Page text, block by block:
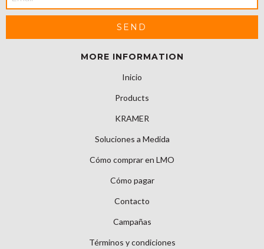
MORE INFORMATION
Inicio
Products
KRAMER
Soluciones a Medida
Cómo comprar en LMO
Cómo pagar
Contacto
Campañas
Términos y condiciones